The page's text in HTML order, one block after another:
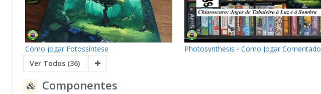
Como jogar Fotossíntese Photosynthesis - Como Jogar Comentado
Ver Todos (36)
Componentes